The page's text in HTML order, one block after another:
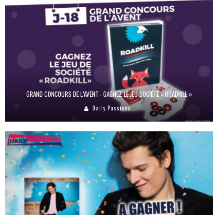
GRAND CONCOURS DE L’AVENT : GAGNEZ LE JEU SOCIÉTÉ « ROADKILL »
Daily Passions